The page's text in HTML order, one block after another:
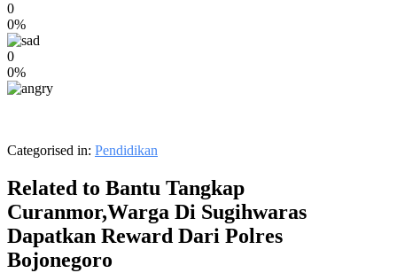
0
0%
0
0%
Categorised in: Pendidikan
Related to Bantu Tangkap
Curanmor,Warga Di Sugihwaras
Dapatkan Reward Dari Polres
Bojonegoro